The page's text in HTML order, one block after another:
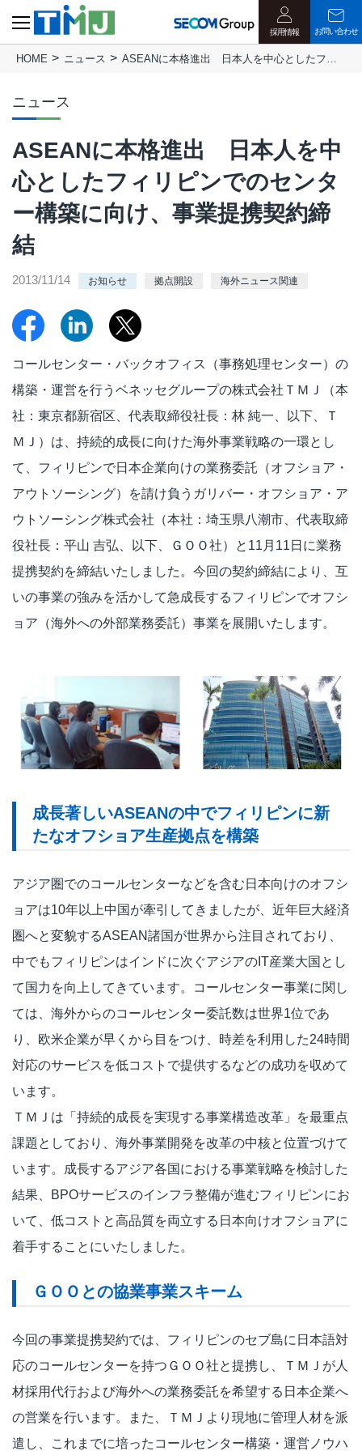
採用情報 お問い合わせ
HOME ニュース ASEANに本格進出 日本人を中心としたフィリピンでのセンター構築に向け、事業提携契約締結
ニュース
ASEANに本格進出 日本人を中
心としたフィリピンでのセンタ
ー構築に向け、事業提携契約締
結
2013/11/14 お知らせ 拠点開設 海外ニュース関連
コールセンター・バックオフィス（事務処理センター）の
構築・運営を行うベネッセグループの株式会社ＴＭＪ（本
社：東京都新宿区、代表取締役社長：林 純一、以下、Ｔ
ＭＪ）は、持続的成長に向けた海外事業戦略の一環とし
て、フィリピンで日本企業向けの業務委託（オフショア・
アウトソーシング）を請け負うガリバー・オフショア・ア
ウトソーシング株式会社（本社：埼玉県八潮市、代表取締
役社長：平山 吉弘、以下、ＧＯＯ社）と11月11日に業務
提携契約を締結いたしました。今回の契約締結により、互
いの事業の強みを活かして急成長するフィリピンでオフシ
ョア（海外への外部業務委託）事業を展開いたします。
成長著しいASEANの中でフィリピンに新
たなオフショア生産拠点を構築
アジア圏でのコールセンターなどを含む日本向けのオフシ
ョアは10年以上中国が牽引してきましたが、近年巨大経済
圏へと変貌するASEAN諸国が世界から注目されており、
中でもフィリピンはインドに次ぐアジアのIT産業大国とし
て国力を向上してきています。コールセンター事業に関し
ては、海外からのコールセンター委託数は世界1位であ
り、欧米企業が早くから目をつけ、時差を利用した24時間
対応のサービスを低コストで提供するなどの成功を収めて
います。
ＴＭＪは「持続的成長を実現する事業構造改革」を最重点
課題としており、海外事業開発を改革の中核と位置づけて
います。成長するアジア各国における事業戦略を検討した
結果、BPOサービスのインフラ整備が進むフィリピンにお
いて、低コストと高品質を両立する日本向けオフショアに
着手することにいたしました。
ＧＯＯとの協業事業スキーム
今回の事業提携契約では、フィリピンのセブ島に日本語対
応のコールセンターを持つＧＯＯ社と提携し、ＴＭＪが人
材採用代行および海外への業務委託を希望する日本企業へ
の営業を行います。また、ＴＭＪより現地に管理人材を派
遣し、これまでに培ったコールセンター構築・運営ノウハ